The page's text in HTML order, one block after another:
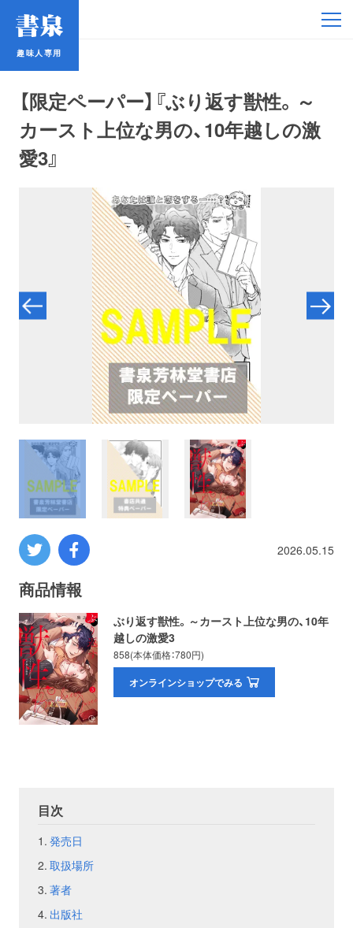
趣味人専用
【限定ペーパー】『ぶり返す獣性。～
カースト上位な男の、10年越しの激
愛3』
2026.05.15
商品情報
ぶり返す獣性。～カースト上位な男の、10年
越しの激愛3
858(本体価格：780円)
オンラインショップでみる
目次
発売日
取扱場所
著者
出版社
趣味人専用
鉄道・バス
コミック・ラノベ
プロレス
コンピューター
ミリタリー
その他
イベント
フェア お知らせ
会社概要 プライバシーポリシー